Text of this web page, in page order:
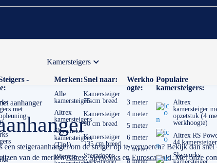
-
met
Kamersteigers
Merken:
Alle
kamersteigers
Altrex
kamersteigers
Skyworks
kamersteigers
(Tip!)
Wienese
Snel naar:
Kamersteiger
75 cm breed
Kamersteiger
90 cm breed
Kamersteiger
135 cm breed
Stucadoors
Werkho
ogte:
3 meter
4 meter
5 meter
6 meter
7 meter
8 meter
Populaire
kamersteigers:
Altrex
kamersteiger
opzetstuk (4
werkhoogte)
Altrex RS
44 kamersteiger
Skyworks
aanhanger
steigeraanhanger om de steiger op te vervoeren? Bekijk dan
van de merkenAltrex,Skyworks enEuroscaffold. Met onze